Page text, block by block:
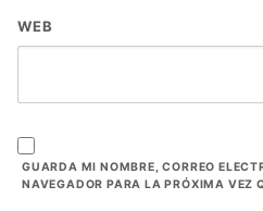
WEB
GUARDA MI NOMBRE, CORREO
NAVEGADOR PARA LA PRÓXIMA VEZ